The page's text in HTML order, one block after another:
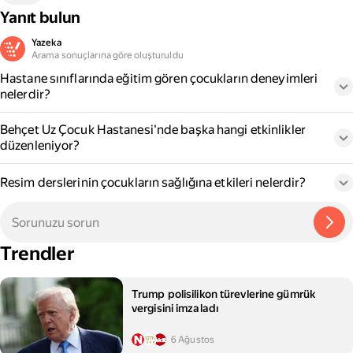
Yanıt bulun
Yazeka
Arama sonuçlarına göre oluşturuldu
Hastane sınıflarında eğitim gören çocukların deneyimleri
nelerdir?
Behçet Uz Çocuk Hastanesi'nde başka hangi etkinlikler
düzenleniyor?
Resim derslerinin çocukların sağlığına etkileri nelerdir?
Trendler
Trump polisilikon türevlerine gümrük
vergisini imzaladı
6 Ağustos